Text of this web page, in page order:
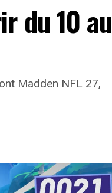
du 10 au
Madden NFL 27,